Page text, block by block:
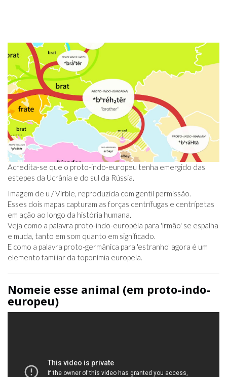
Acredita-se que o proto-indo-europeu tenha emergido das
estepes da Ucrânia e do sul da Rússia.
Imagem de u / Virble, reproduzida com gentil permissão.
Esses dois mapas capturam as forças centrífugas e centrípetas
em ação ao longo da história humana.
Veja como a palavra proto-indo-européia para 'irmão' se espalha
e muda, tanto em som quanto em significado.
E como a palavra proto-germânica para 'estranho' agora é um
elemento familiar da toponímia europeia.
Nomeie esse animal (em proto-indo-
europeu)